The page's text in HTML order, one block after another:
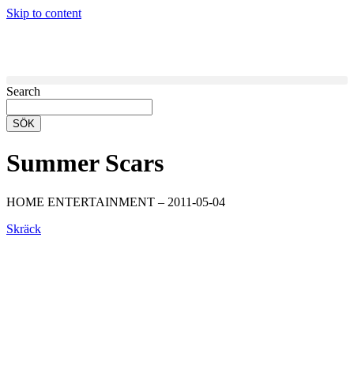
Skip to content
Search
SÖK
Summer Scars
HOME ENTERTAINMENT – 2011-05-04
Skräck